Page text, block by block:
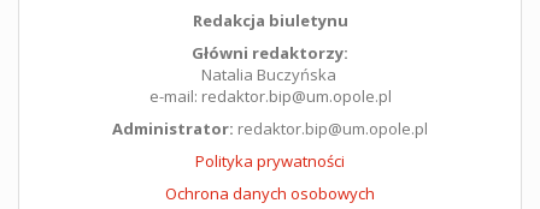
Redakcja biuletynu
Główni redaktorzy:
Natalia Buczyńska
e-mail: redaktor.bip@um.opole.pl
Administrator: redaktor.bip@um.opole.pl
Polityka prywatności
Ochrona danych osobowych